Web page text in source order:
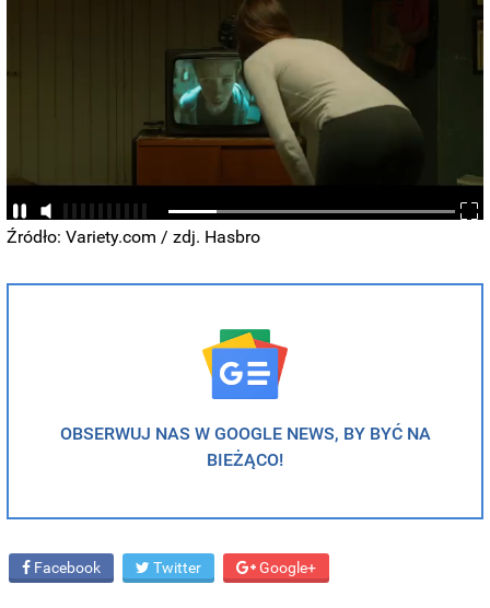
Źródło: Variety.com / zdj. Hasbro
OBSERWUJ NAS W GOOGLE NEWS, BY BYĆ NA
BIEŻĄCO!
Facebook Twitter Google+